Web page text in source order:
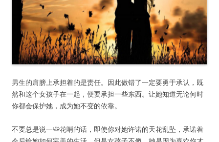
男生的肩膀上承担着的是责任。因此做错了一定要勇于承认，既
然和这个女孩子在一起，便要承担一些东西。让她知道无论何时
你都会保护她，成为她不变的依靠。
不要总是说一些花哨的话，即使你对她许诺的天花乱坠，承诺着